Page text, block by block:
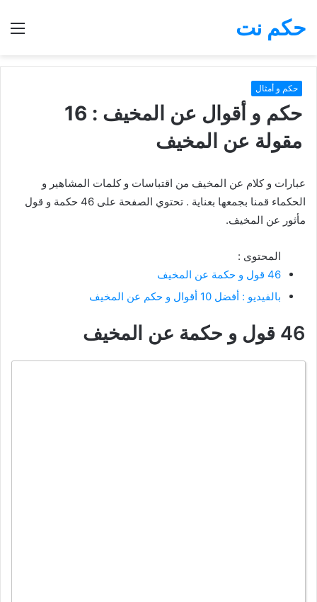
بحث
حكم نت
حكم و أمثال
حكم و أقوال عن المخيف : 16
مقولة عن المخيف
عبارات و كلام عن المخيف من اقتباسات و كلمات المشاهير و
الحكماء قمنا بجمعها بعناية . تحتوي الصفحة على 46 حكمة و قول
مأثور عن المخيف.
المحتوى :
46 قول و حكمة عن المخيف
بالفيديو : أفضل 10 أقوال و حكم عن المخيف
46 قول و حكمة عن المخيف